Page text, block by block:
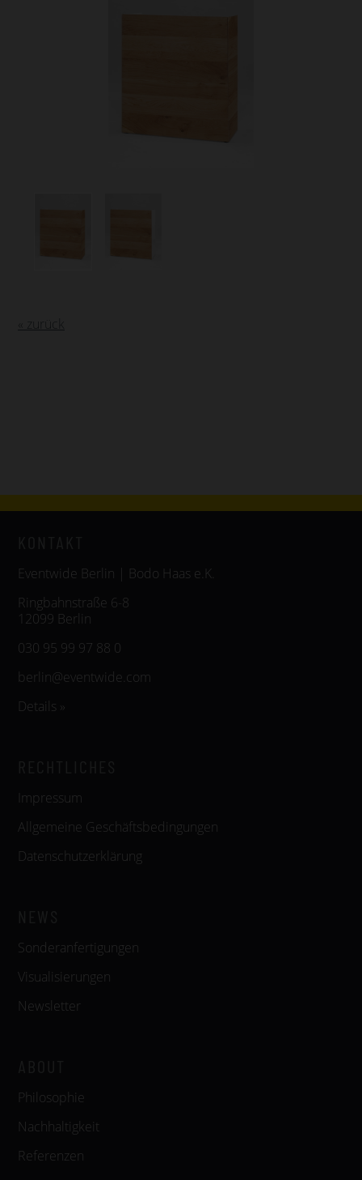
« zurück
Eventwide Berlin | Bodo Haas e.K.
Ringbahnstraße 6-8
12099 Berlin
030 95 99 97 88 0
berlin@eventwide.com
Details »
Impressum
Allgemeine Geschäftsbedingungen
Datenschutzerklärung
Sonderanfertigungen
Visualisierungen
Newsletter
Philosophie
Nachhaltigkeit
Referenzen